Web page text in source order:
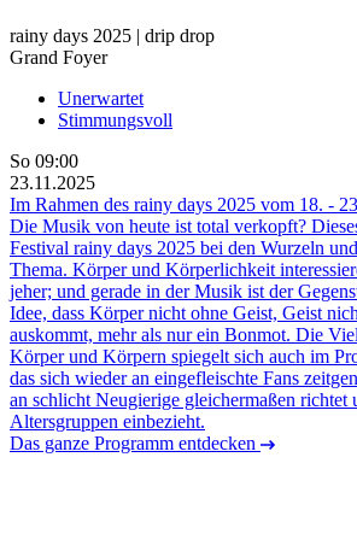
rainy days 2025 | drip drop
Grand Foyer
Unerwartet
Stimmungsvoll
So 09:00
23.11.2025
Im Rahmen des rainy days 2025 vom 18. -
Die Musik von heute ist total verkopft?
Festival rainy days 2025 bei den Wurzeln
Thema. Körper und Körperlichkeit
jeher; und gerade in der Musik ist der
Idee, dass Körper nicht ohne Geist, Geist
auskommt, mehr als nur ein Bonmot. Die
Körper und Körpern spiegelt sich auch im
das sich wieder an eingefleischte Fans
an schlicht Neugierige gleichermaßen richtet
Altersgruppen einbezieht.
Das ganze Programm entdecken